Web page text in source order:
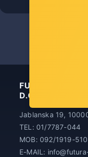
FUTURA
D.O.O.
Jablanska 19,
TEL: 01/7787-044
MOB: 092/1919-510
E-MAIL: